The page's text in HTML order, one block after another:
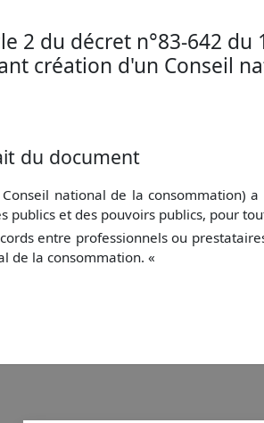
2 du décret n°83-642
création d'un Conseil
du document
national de la consommation)
publics et des pouvoirs publics, pour
entre professionnels ou
de la consommation. «